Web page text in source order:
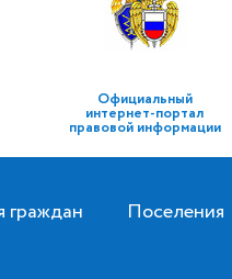
Официальный
интернет-портал
правовой информации
граждан Поселения